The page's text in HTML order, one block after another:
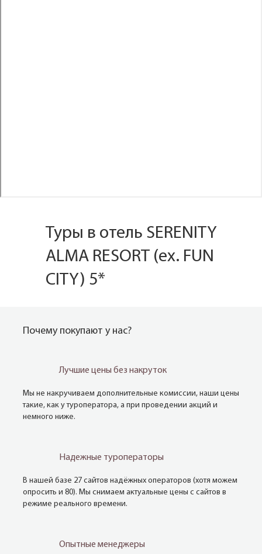
Туры в отель SERENITY
ALMA RESORT (ex. FUN
CITY) 5*
Почему покупают у нас?
Лучшие цены без накруток
Мы не накручиваем дополнительные комиссии, наши цены
такие, как у туроператора, а при проведении акций и
немного ниже.
Надежные туроператоры
В нашей базе 27 сайтов надёжных операторов (хотя можем
опросить и 80). Мы снимаем актуальные цены с сайтов в
режиме реального времени.
Опытные менеджеры